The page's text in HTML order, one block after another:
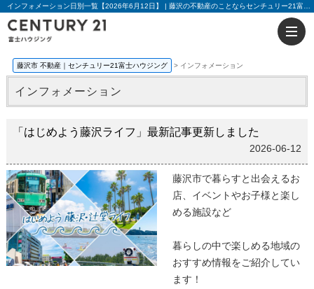
藤沢市 不動産｜センチュリー21富士ハウジング インフォメーション
インフォメーション
「はじめよう藤沢ライフ」最新記事更新しました
2026-06-12
藤沢市で暮らすと出会えるお
店、イベントやお子様と楽し
める施設など
暮らしの中で楽しめる地域の
おすすめ情報をご紹介してい
ます！